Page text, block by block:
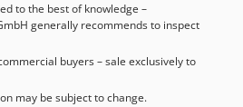
to the best of knowledge –
generally recommends to inspect
buyers – sale exclusively to
may be subject to change.